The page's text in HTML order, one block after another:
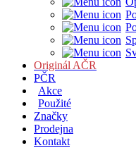
Originál AČR
PČR
Akce
Použité
Značky
Prodejna
Kontakt